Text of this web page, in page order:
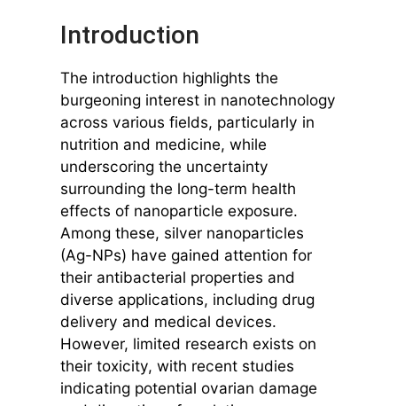
Introduction
The introduction highlights the
burgeoning interest in nanotechnology
across various fields, particularly in
nutrition and medicine, while
underscoring the uncertainty
surrounding the long-term health
effects of nanoparticle exposure.
Among these, silver nanoparticles
(Ag-NPs) have gained attention for
their antibacterial properties and
diverse applications, including drug
delivery and medical devices.
However, limited research exists on
their toxicity, with recent studies
indicating potential ovarian damage